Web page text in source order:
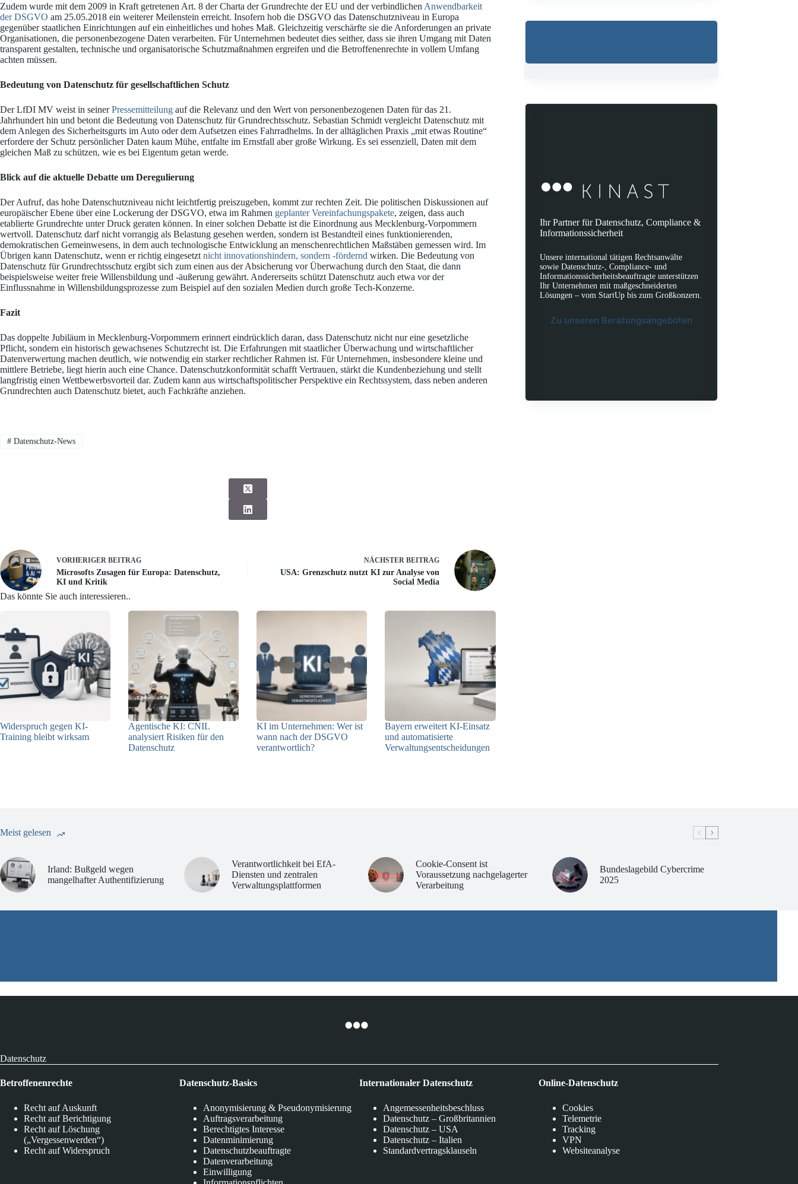
Zudem wurde mit dem 2009 in Kraft getretenen Art. 8 der Charta der Grundrechte der EU und der verbindlichen Anwendbarkeit
der DSGVO am 25.05.2018 ein weiterer Meilenstein erreicht. Insofern hob die DSGVO das Datenschutzniveau in Europa
gegenüber staatlichen Einrichtungen auf ein einheitliches und hohes Maß. Gleichzeitig verschärfte sie die Anforderungen an private
Organisationen, die personenbezogene Daten verarbeiten. Für Unternehmen bedeutet dies seither, dass sie ihren Umgang mit Daten
transparent gestalten, technische und organisatorische Schutzmaßnahmen ergreifen und die Betroffenenrechte in vollem Umfang
achten müssen.
Bedeutung von Datenschutz für gesellschaftlichen Schutz
Der LfDI MV weist in seinerPressemitteilung auf die Relevanz und den Wert von personenbezogenen Daten für das 21.
Jahrhundert hin und betont die Bedeutung von Datenschutz für Grundrechtsschutz. Sebastian Schmidt vergleicht Datenschutz mit
dem Anlegen des Sicherheitsgurts im Auto oder dem Aufsetzen eines Fahrradhelms. In der alltäglichen Praxis „mit etwas Routine“
erfordere der Schutz persönlicher Daten kaum Mühe, entfalte im Ernstfall aber große Wirkung. Es sei essenziell, Daten mit dem
gleichen Maß zu schützen, wie es bei Eigentum getan werde.
Blick auf die aktuelle Debatte um Deregulierung
Der Aufruf, das hohe Datenschutzniveau nicht leichtfertig preiszugeben, kommt zur rechten Zeit. Die politischen Diskussionen auf
europäischer Ebene über eine Lockerung der DSGVO, etwa im Rahmen geplanter Vereinfachungspakete, zeigen, dass auch
etablierte Grundrechte unter Druck geraten können. In einer solchen Debatte ist die Einordnung aus Mecklenburg-Vorpommern
wertvoll. Datenschutz darf nicht vorrangig als Belastung gesehen werden, sondern ist Bestandteil eines funktionierenden,
demokratischen Gemeinwesens, in dem auch technologische Entwicklung an menschenrechtlichen Maßstäben gemessen wird. Im
Übrigen kann Datenschutz, wenn er richtig eingesetzt nicht innovationshindern, sondern -fördernd wirken. Die Bedeutung von
Datenschutz für Grundrechtsschutz ergibt sich zum einen aus der Absicherung vor Überwachung durch den Staat, die dann
beispielsweise weiter freie Willensbildung und -äußerung gewährt. Andererseits schützt Datenschutz auch etwa vor der
Einflussnahme in Willensbildungsprozesse zum Beispiel auf den sozialen Medien durch große Tech-Konzerne.
Fazit
Das doppelte Jubiläum in Mecklenburg-Vorpommern erinnert eindrücklich daran, dass Datenschutz nicht nur eine gesetzliche
Pflicht, sondern ein historisch gewachsenes Schutzrecht ist. Die Erfahrungen mit staatlicher Überwachung und wirtschaftlicher
Datenverwertung machen deutlich, wie notwendig ein starker rechtlicher Rahmen ist. Für Unternehmen, insbesondere kleine und
mittlere Betriebe, liegt hierin auch eine Chance. Datenschutzkonformität schafft Vertrauen, stärkt die Kundenbeziehung und stellt
langfristig einen Wettbewerbsvorteil dar. Zudem kann aus wirtschaftspolitischer Perspektive ein Rechtssystem, dass neben anderen
Grundrechten auch Datenschutz bietet, auch Fachkräfte anziehen.
#Datenschutz-News
VORHERIGER BEITRAG
Microsofts Zusagen für Europa: Datenschutz,
KI und Kritik
NÄCHSTER BEITRAG
USA: Grenzschutz nutzt KI zur Analyse von
Social Media
Das könnte Sie auch interessieren..
Widerspruch gegen KI-
Training bleibt wirksam
Agentische KI: CNIL
analysiert Risiken für den
Datenschutz
KI im Unternehmen: Wer ist
wann nach der DSGVO
verantwortlich?
Bayern erweitert KI-Einsatz
und automatisierte
Verwaltungsentscheidungen
Ihr Partner für Datenschutz, Compliance &
Informationssicherheit
Unsere international tätigen Rechtsanwälte
sowie Datenschutz-, Compliance- und
Informationssicherheitsbeauftragte unterstützen
Ihr Unternehmen mit maßgeschneiderten
Lösungen – vom StartUp bis zum Großkonzern.
Zu unseren Beratungsangeboten
Meist gelesen
Irland: Bußgeld wegen
mangelhafter Authentifizierung
Verantwortlichkeit bei EfA-
Diensten und zentralen
Verwaltungsplattformen
Cookie-Consent ist
Voraussetzung nachgelagerter
Verarbeitung
Bundeslagebild Cybercrime
2025
Datenschutz
Betroffenenrechte
Recht auf Auskunft
Recht auf Berichtigung
Recht auf Löschung
(„Vergessenwerden“)
Recht auf Widerspruch
Datenschutz-Basics
Anonymisierung & Pseudonymisierung
Auftragsverarbeitung
Berechtigtes Interesse
Datenminimierung
Datenschutzbeauftragte
Datenverarbeitung
Einwilligung
Internationaler Datenschutz
Angemessenheitsbeschluss
Datenschutz – Großbritannien
Datenschutz – USA
Datenschutz – Italien
Standardvertragsklauseln
Online-Datenschutz
Cookies
Telemetrie
Tracking
VPN
Websiteanalyse